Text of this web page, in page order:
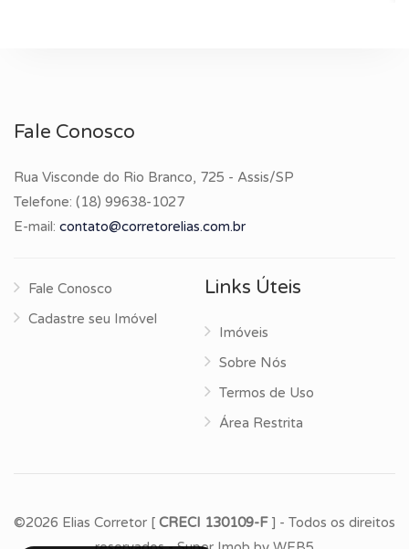
Fale Conosco
Rua Visconde do Rio Branco, 725 - Assis/SP
Telefone: (18) 99638-1027
E-mail: contato@corretorelias.com.br
Fale Conosco
Cadastre seu Imóvel
Links Úteis
Imóveis
Sobre Nós
Termos de Uso
Área Restrita
©2026 Elias Corretor [ CRECI 130109-F] - Todos os direitos